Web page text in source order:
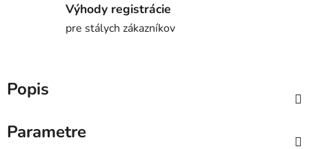
Výhody registrácie
pre stálych zákazníkov
Popis
Parametre